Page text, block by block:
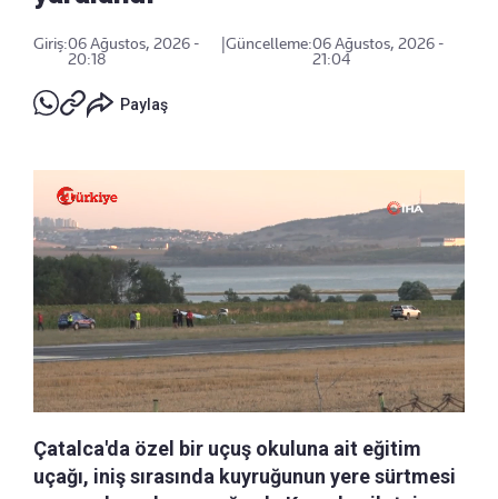
Giriş:06 Ağustos, 2026 -
20:18
Güncelleme:06 Ağustos, 2026 -
21:04
Paylaş
Çatalca'da özel bir uçuş okuluna ait eğitim
uçağı, iniş sırasında kuyruğunun yere sürtmesi